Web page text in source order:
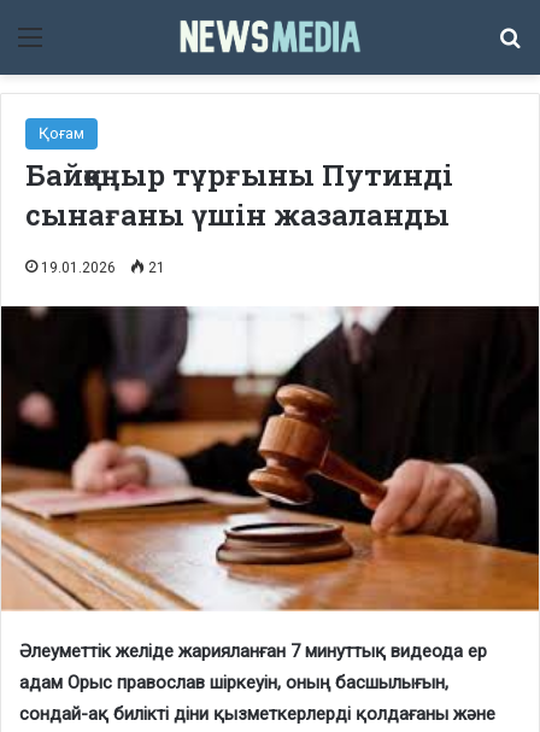
Мәзір
Қоғам
Байқоңыр тұрғыны Путинді
сынағаны үшін жазаланды
19.01.2026 21
Әлеуметтік желіде жарияланған 7 минуттық видеода ер
адам Орыс православ шіркеуін, оның басшылығын,
сондай-ақ билікті діни қызметкерлерді қолдағаны және